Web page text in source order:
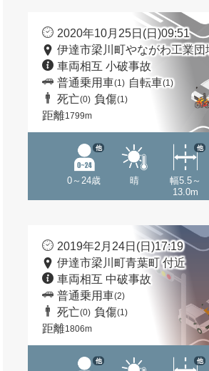
2020年10月25日(日)09:51
伊達市梁川町やながわ工業団
車両相互 小破事故
普通乗用車(1) 自転車(1)
死亡(0) 負傷(1)
距離1799m
0～24歳
他
晴
幅5.5～
13.0m
他
2019年2月24日(日)17:19
伊達市梁川町青葉町 付近
車両相互 中破事故
普通乗用車(2)
死亡(0) 負傷(1)
距離1806m
他 他